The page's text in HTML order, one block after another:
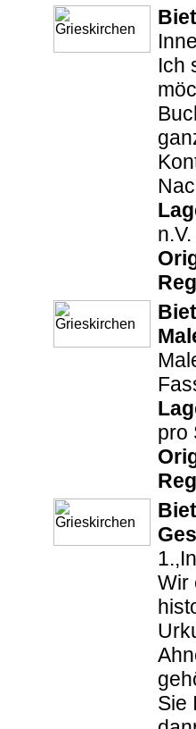
Ich
pro
Wir
Sie